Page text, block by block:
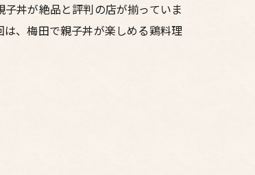
丼が絶品と評判の店が揃っていま
、梅田で親子丼が楽しめる鶏料理